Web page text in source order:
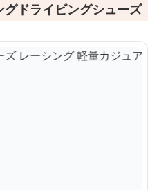
ドライビングシューズ